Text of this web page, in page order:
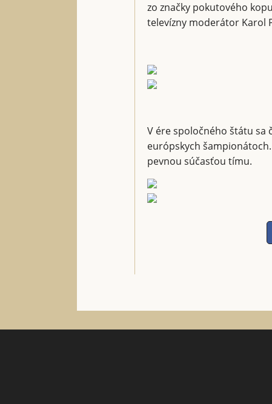
zo značky pokutového
televízny moderátor Karol
V ére spoločného štátu sa
európskych
pevnou súčasťou tímu.